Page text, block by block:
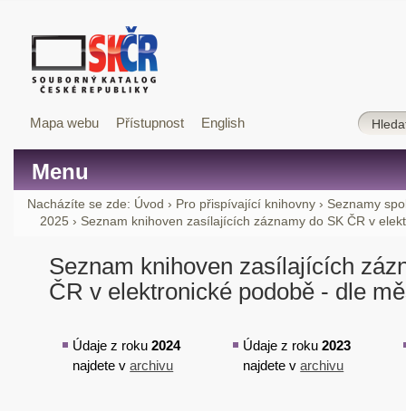
Mapa webu Přístupnost English
Menu
Nacházíte se zde: Úvod › Pro přispívající knihovny › Seznamy
2025 › Seznam knihoven zasílajících záznamy do SK ČR v
Seznam knihoven zasílajících
ČR v elektronické podobě - dle
Údaje z roku2024
najdete varchivu
Údaje z roku2023
najdete varchivu